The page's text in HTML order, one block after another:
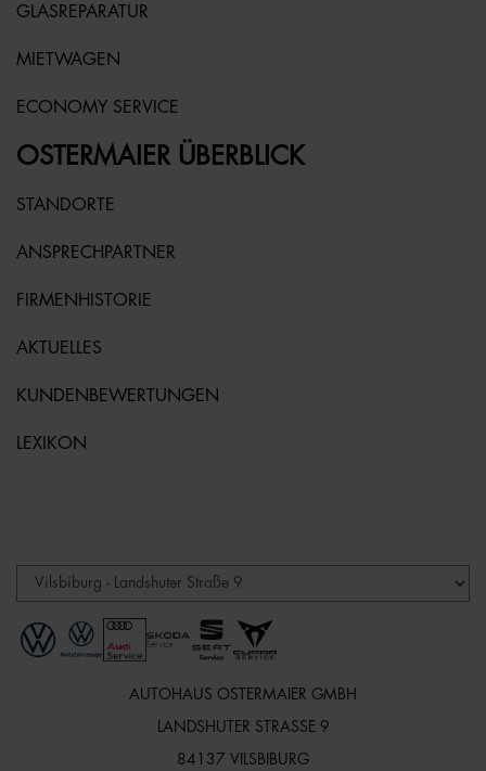
GLASREPARATUR
MIETWAGEN
ECONOMY SERVICE
OSTERMAIER ÜBERBLICK
STANDORTE
ANSPRECHPARTNER
FIRMENHISTORIE
AKTUELLES
KUNDENBEWERTUNGEN
LEXIKON
AUTOHAUS OSTERMAIER GMBH
LANDSHUTER STRASSE 9
84137 VILSBIBURG